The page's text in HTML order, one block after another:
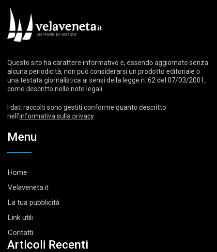
Questo sito ha carattere informativo e, essendo aggiornato senza
alcuna periodicità, non può considerarsi un prodotto editoriale o
una testata giornalistica ai sensi della legge n. 62 del 07/03/2001,
come descritto nelle note legali
I dati raccolti sono gestiti conforme quanto descritto
nell’informativa sulla privacy.
Menu
Home
Velaveneta.it
La tua pubblicità
Link utili
Contatti
Articoli Recenti